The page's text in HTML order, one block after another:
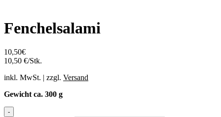
Fenchelsalami
10,50€
10,50 €/Stk.
inkl. MwSt. | zzgl. Versand
Gewicht ca. 300 g
-